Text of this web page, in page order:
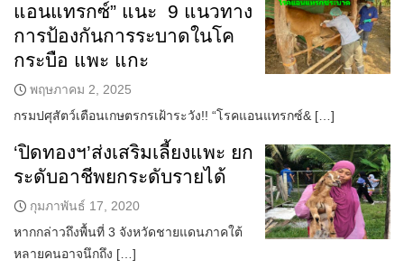
ใคร ทำอะไร ที่ไหน
สถานีข่าววันนี้
แอนแทรกซ์” แนะ 9 แนวทาง
การป้องกันการระบาดในโค
กระบือ แพะ แกะ
พฤษภาคม 2, 2025
กรมปศุสัตว์เตือนเกษตรกรเฝ้าระวัง!! “โรคแอนแทรกซ์& […]
‘ปิดทองฯ’ส่งเสริมเลี้ยงแพะ ยก
ระดับอาชีพยกระดับรายได้
กุมภาพันธ์ 17, 2020
หากกล่าวถึงพื้นที่ 3 จังหวัดชายแดนภาคใต้
หลายคนอาจนึกถึง […]